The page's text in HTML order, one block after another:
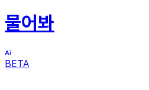
물어봐
BETA